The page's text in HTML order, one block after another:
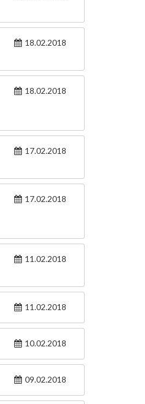
18.02.2018
18.02.2018
17.02.2018
17.02.2018
11.02.2018
11.02.2018
10.02.2018
09.02.2018